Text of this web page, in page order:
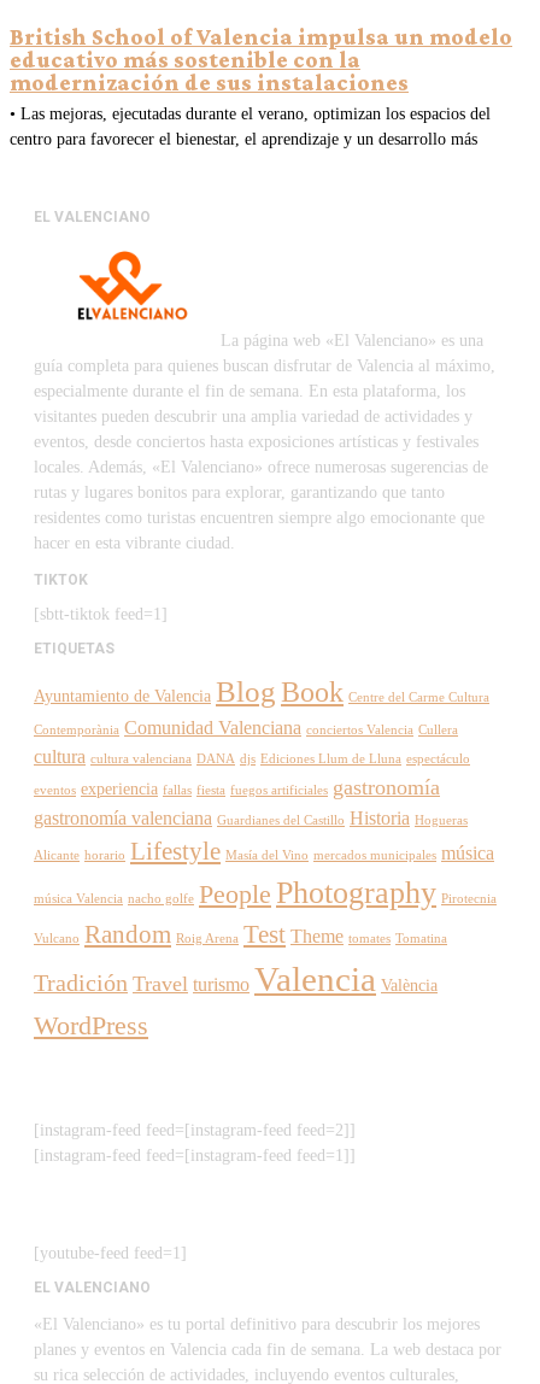
British School of Valencia impulsa un modelo
educativo más sostenible con la
modernización de sus instalaciones
• Las mejoras, ejecutadas durante el verano, optimizan los espacios del
centro para favorecer el bienestar, el aprendizaje y un desarrollo más
EL VALENCIANO
La página web «El Valenciano» es una
guía completa para quienes buscan disfrutar de Valencia al máximo,
especialmente durante el fin de semana. En esta plataforma, los
visitantes pueden descubrir una amplia variedad de actividades y
eventos, desde conciertos hasta exposiciones artísticas y festivales
locales. Además, «El Valenciano» ofrece numerosas sugerencias de
rutas y lugares bonitos para explorar, garantizando que tanto
residentes como turistas encuentren siempre algo emocionante que
hacer en esta vibrante ciudad.
TIKTOK
[sbtt-tiktok feed=1]
ETIQUETAS
Ayuntamiento de Valencia BlogBook Centre del Carme Cultura
Contemporània Comunidad Valenciana conciertos Valencia Cullera
cultura cultura valenciana DANA djs Ediciones Llum de Lluna espectáculo
eventos experiencia fallas fiesta fuegos artificiales gastronomía
gastronomía valenciana Guardianes del Castillo Historia Hogueras
Alicante horario Lifestyle Masía del Vino mercados municipales música
música Valencia nacho golfe People Photography Pirotecnia
Vulcano Random Roig Arena Test Theme tomates Tomatina
Tradición Travel turismo Valencia València
WordPress
[instagram-feed feed=[instagram-feed feed=2]]
[instagram-feed feed=[instagram-feed feed=1]]
[youtube-feed feed=1]
EL VALENCIANO
«El Valenciano» es tu portal definitivo para descubrir los mejores
planes y eventos en Valencia cada fin de semana. La web destaca por
su rica selección de actividades, incluyendo eventos culturales,